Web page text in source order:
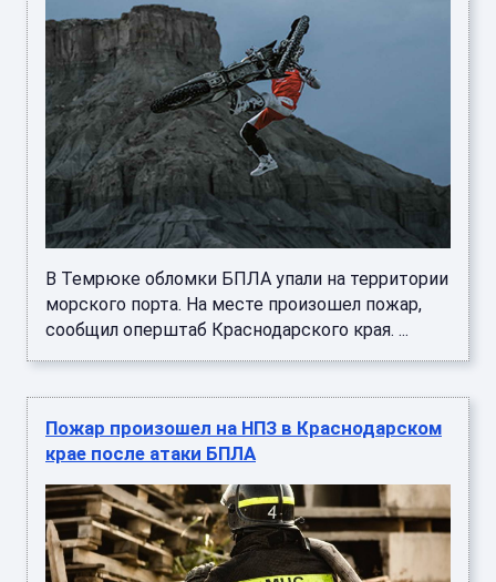
В Темрюке обломки БПЛА упали на территории
морского порта. На месте произошел пожар,
сообщил оперштаб Краснодарского края. ...
Пожар произошел на НПЗ в Краснодарском
крае после атаки БПЛА